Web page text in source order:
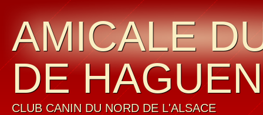
AMICALE
DE
CLUB CANIN DU NORD DE L'ALSACE